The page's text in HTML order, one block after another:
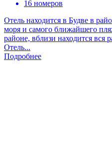
16 номеров
Отель находится в Будве в
моря и самого ближайшего
районе, вблизи находится вся
Отель...
Подробнее